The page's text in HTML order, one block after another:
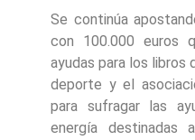
Se continúa
con 100.000 euros
ayudas para los
deporte y el
para sufragar las
energía